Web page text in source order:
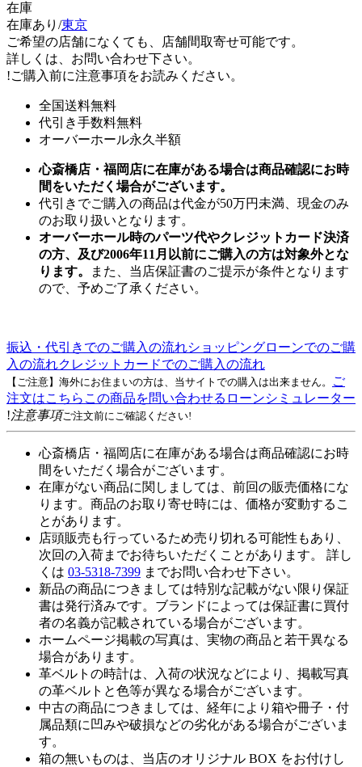
在庫
在庫あり/東京
ご希望の店舗になくても、店舗間取寄せ可能です。
詳しくは、お問い合わせ下さい。
!ご購入前に注意事項をお読みください。
全国送料無料
代引き手数料無料
オーバーホール永久半額
心斎橋店・福岡店に在庫がある場合は商品確認にお時
間をいただく場合がございます。
代引きでご購入の商品は代金が50万円未満、現金のみ
のお取り扱いとなります。
オーバーホール時のパーツ代やクレジットカード決済
の方、及び2006年11月以前にご購入の方は対象外とな
ります。
また、当店保証書のご提示が条件となります
ので、予めご了承ください。
振込・代引きでのご購入の流れショッピングローンでのご購
入の流れクレジットカードでのご購入の流れ
【ご注意】海外にお住まいの方は、当サイトでの購入は出来ません。
ご
注文はこちら この商品を問い合わせる ローンシミュレーター
!注意事項ご注文前にご確認ください!
心斎橋店・福岡店に在庫がある場合は商品確認にお時
間をいただく場合がございます。
在庫がない商品に関しましては、前回の販売価格にな
ります。商品のお取り寄せ時には、価格が変動するこ
とがあります。
店頭販売も行っているため売り切れる可能性もあり、
次回の入荷までお待ちいただくことがあります。 詳し
くは 03-5318-7399 までお問い合わせ下さい。
新品の商品につきましては特別な記載がない限り保証
書は発行済みです。ブランドによっては保証書に買付
者の名義が記載されている場合がございます。
ホームページ掲載の写真は、実物の商品と若干異なる
場合があります。
革ベルトの時計は、入荷の状況などにより、掲載写真
の革ベルトと色等が異なる場合がございます。
中古の商品につきましては、経年により箱や冊子・付
属品類に凹みや破損などの劣化がある場合がございま
す。
箱の無いものは、当店のオリジナル BOX をお付けし